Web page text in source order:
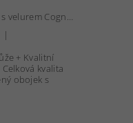
Kožený obojek s velurem Cognac 40 mm - OBV.100160 COG
|
+ Kvalitní
kvalita
obojek s